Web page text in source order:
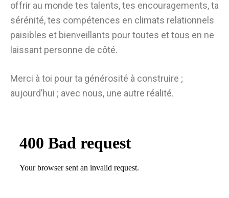
offrir au monde tes talents, tes encouragements, ta
sérénité, tes compétences en climats relationnels
paisibles et bienveillants pour toutes et tous en ne
laissant personne de côté.
Merci à toi pour ta générosité à construire ;
aujourd’hui ; avec nous, une autre réalité.